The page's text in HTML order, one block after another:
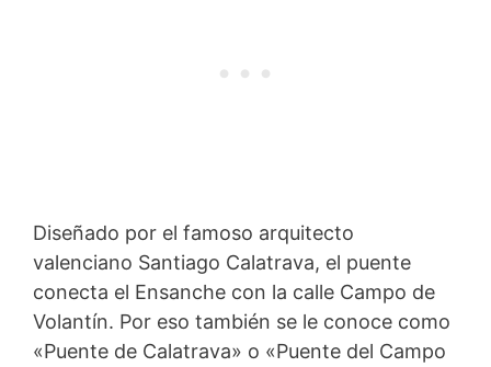
Diseñado por el famoso arquitecto
valenciano Santiago Calatrava, el puente
conecta el Ensanche con la calle Campo de
Volantín. Por eso también se le conoce como
«Puente de Calatrava» o «Puente del Campo